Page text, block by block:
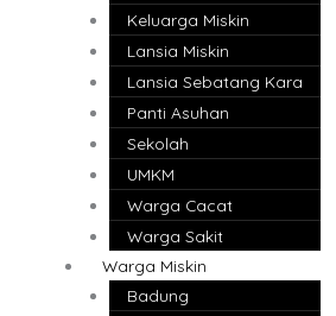
Keluarga Miskin
Lansia Miskin
Lansia Sebatang Kara
Panti Asuhan
Sekolah
UMKM
Warga Cacat
Warga Sakit
Warga Miskin
Badung